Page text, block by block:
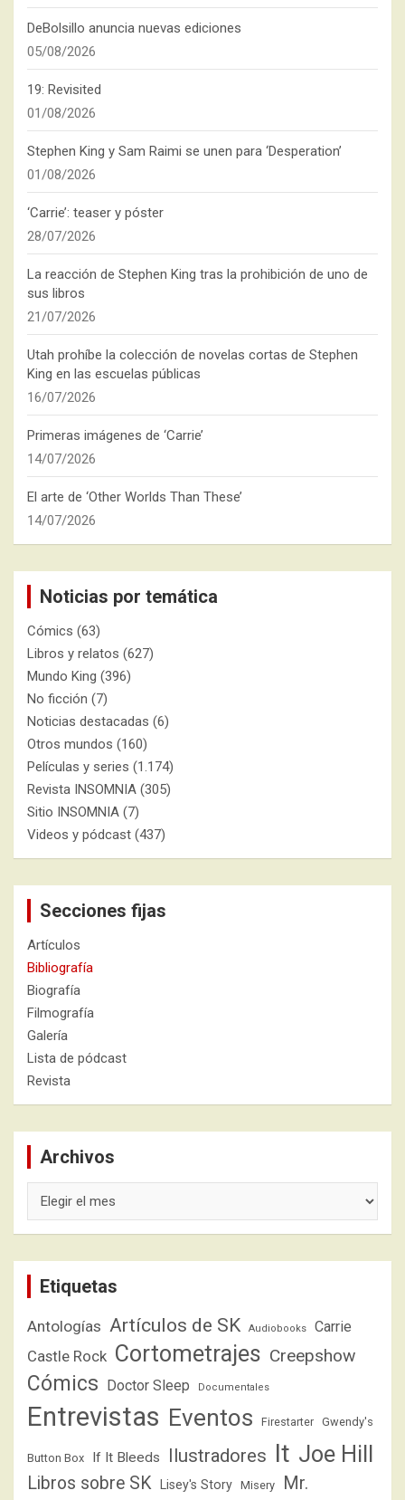
DeBolsillo anuncia nuevas ediciones
05/08/2026
19: Revisited
01/08/2026
Stephen King y Sam Raimi se unen para ‘Desperation’
01/08/2026
‘Carrie’: teaser y póster
28/07/2026
La reacción de Stephen King tras la prohibición de uno de
sus libros
21/07/2026
Utah prohíbe la colección de novelas cortas de Stephen
King en las escuelas públicas
16/07/2026
Primeras imágenes de ‘Carrie’
14/07/2026
El arte de ‘Other Worlds Than These’
14/07/2026
Noticias por temática
Cómics (63)
Libros y relatos (627)
Mundo King (396)
No ficción (7)
Noticias destacadas (6)
Otros mundos (160)
Películas y series (1.174)
Revista INSOMNIA (305)
Sitio INSOMNIA (7)
Videos y pódcast (437)
Secciones fijas
Artículos
Bibliografía
Biografía
Filmografía
Galería
Lista de pódcast
Revista
Archivos
Etiquetas
Antologías Artículos de SK Audiobooks Carrie
Castle Rock Cortometrajes Creepshow
Cómics Doctor Sleep Documentales
Entrevistas Eventos Firestarter Gwendy's
Button Box If It Bleeds Ilustradores It Joe Hill
Libros sobre SK Lisey's Story Misery Mr.